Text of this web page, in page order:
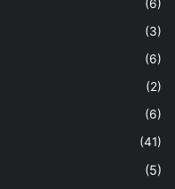
(6)
(3)
(6)
(2)
(6)
(41)
(5)